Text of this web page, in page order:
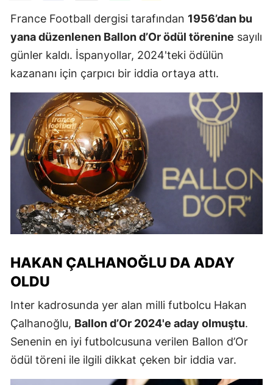
France Football dergisi tarafından 1956’dan bu
yana düzenlenen Ballon d’Or ödül törenine sayılı
günler kaldı. İspanyollar, 2024'teki ödülün
kazananı için çarpıcı bir iddia ortaya attı.
HAKAN ÇALHANOĞLU DA ADAY
OLDU
Inter kadrosunda yer alan milli futbolcu Hakan
Çalhanoğlu, Ballon d’Or 2024'e aday olmuştu.
Senenin en iyi futbolcusuna verilen Ballon d’Or
ödül töreni ile ilgili dikkat çeken bir iddia var.